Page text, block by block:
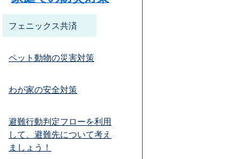
フェニックス共済
ペット動物の災害対策
わが家の安全対策
避難行動判定フローを利用
して、避難先について考え
ましょう！